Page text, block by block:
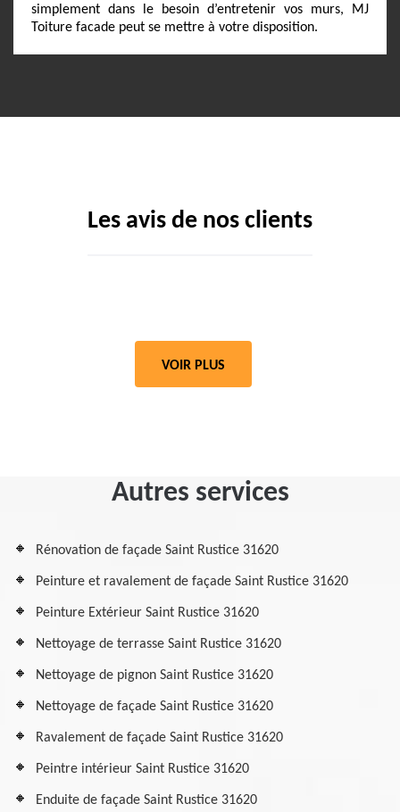
simplement dans le besoin d’entretenir vos murs, MJ
Toiture facade peut se mettre à votre disposition.
Les avis de nos clients
VOIR PLUS
Autres services
Rénovation de façade Saint Rustice 31620
Peinture et ravalement de façade Saint Rustice 31620
Peinture Extérieur Saint Rustice 31620
Nettoyage de terrasse Saint Rustice 31620
Nettoyage de pignon Saint Rustice 31620
Nettoyage de façade Saint Rustice 31620
Ravalement de façade Saint Rustice 31620
Peintre intérieur Saint Rustice 31620
Enduite de façade Saint Rustice 31620